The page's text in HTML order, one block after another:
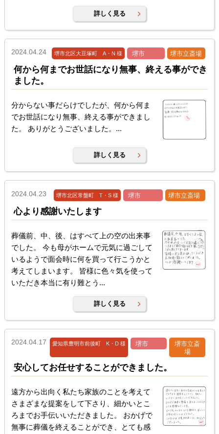
詳しく見る
2024.04.24 堺市北区大豆塚町 A・N 様 堺市 堺市立斎場
何から何までお世話になり無事、終える事ができ
ました。
分からない事だらけでしたが、何から何ま
でお世話になり無事、終える事ができまし
た。 ありがとうございました。...
詳しく見る
2024.04.23 堺市北区常盤町 T・S 様 堺市 堺市立斎場
心より感謝いたします
葬儀前、中、後、はすべて上の空の出来事
でした。 今も母がホームで元気に過ごして
いるようで面会時に何を買って行こうかと
考えてしまいます。 皆様に色々気を使って
いただき本当に有り難とう...
詳しく見る
2024.04.17 愛知県豊明市前後町 K・D 様 堺市
堺市立斎
場
安心してお任せすることができました。
遠方から出向く私たち家族のことを考えて
さまざまな提案をして下さり、細かいとこ
ろまでお手伝いいただきました。 おかげで
無事に葬儀を終えることができ、とても感